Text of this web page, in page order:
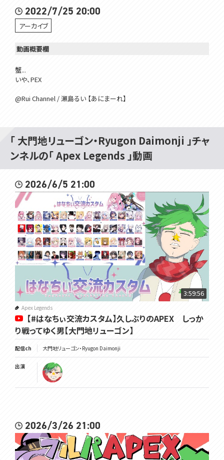
2022/7/25 20:00
アーカイブ
動画概要欄
蟹...
いや、PEX
@Rui Channel / 瀬島るい 【あにまーれ】
「 大門地リューゴン・Ryugon Daimonji 」チャ
ンネルの「 Apex Legends 」動画
2026/6/5 21:00
3:59:56
Apex Legends
【#はなちぃ交流カスタム】久しぶりのAPEX しっか
り戦ってゆく男【大門地リューゴン】
配信ch 大門地リューゴン・Ryugon Daimonji
出演
2026/3/26 21:00